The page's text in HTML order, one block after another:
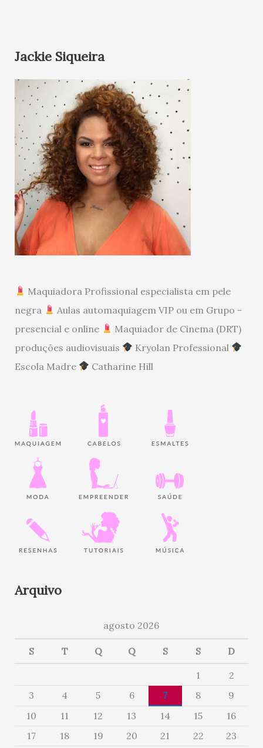
Jackie Siqueira
Maquiadora Profissional especialista em pele
negra
Aulas automaquiagem VIP ou em Grupo -
presencial e online
Maquiador de Cinema (DRT)
produções audiovisuais
Kryolan Professional
Escola Madre
Catharine Hill
Arquivo
agosto 2026
S T Q Q S S D
1
2
3
4 5 6 7 8
9
10
11 12 13 14 15
16
17
18 19 20 21 22
23